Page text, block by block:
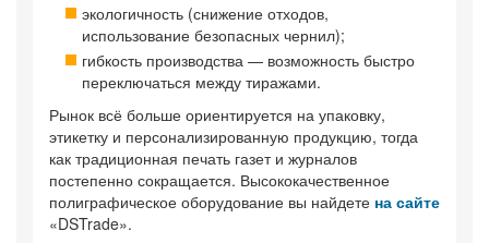
экологичность (снижение отходов,
использование безопасных чернил);
гибкость производства — возможность быстро
переключаться между тиражами.
Рынок всё больше ориентируется на упаковку,
этикетку и персонализированную продукцию, тогда
как традиционная печать газет и журналов
постепенно сокращается. Высококачественное
полиграфическое оборудование вы найдете на сайте
«DSTrade».